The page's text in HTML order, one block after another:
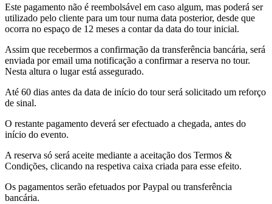
Este pagamento não é reembolsável em caso algum, mas poderá ser
utilizado pelo cliente para um tour numa data posterior, desde que
ocorra no espaço de 12 meses a contar da data do tour inicial.
Assim que recebermos a confirmação da transferência bancária, será
enviada por email uma notificação a confirmar a reserva no tour.
Nesta altura o lugar está assegurado.
Até 60 dias antes da data de início do tour será solicitado um reforço
de sinal.
O restante pagamento deverá ser efectuado a chegada, antes do
início do evento.
A reserva só será aceite mediante a aceitação dos Termos &
Condições, clicando na respetiva caixa criada para esse efeito.
Os pagamentos serão efetuados por Paypal ou transferência
bancária.